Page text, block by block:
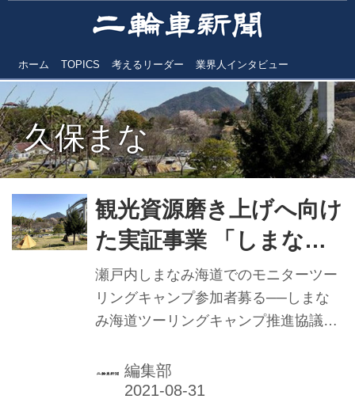
ホーム TOPICS 考えるリーダー 業界人インタビュー
久保まな
観光資源磨き上げへ向け
た実証事業 「しまなみ
海道ツーリングキャン
プ」 モニター参加者募
る
瀬戸内しまなみ海道でのモニターツー
リングキャンプ参加者募る──しまな
み海道ツーリングキャンプ推進協議会
ーションズ）は、観光庁「地域の観光
資源の磨き上げを通じた域内連携促進
編集部